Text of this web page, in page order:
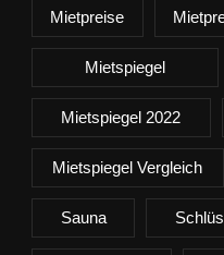
Mietpreise
Mietspiegel
Mietspiegel 2022
Mietspiegel Vergleich
Sauna